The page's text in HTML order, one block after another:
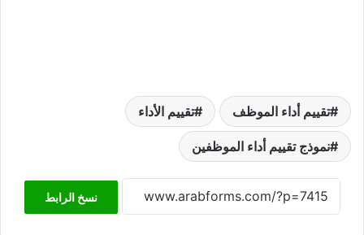
تقييم أداء الموظف تقييم الأداء
نموذج تقييم أداء الموظفين
نسخ الرابط